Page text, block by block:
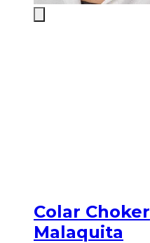
Colar Choker
Malaquita